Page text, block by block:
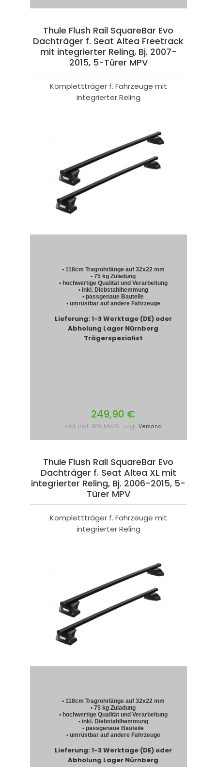
Thule Flush Rail SquareBar Evo
Dachträger f. Seat Altea Freetrack
mit integrierter Reling, Bj. 2007-
2015, 5-Türer MPV
Komplettträger f. Fahrzeuge mit
integrierter Reling
• 118cm Tragrohrlänge auf 32x22 mm
• 75 kg Zuladung
• hochwertige Qualität und Verarbeitung
• inkl. Diebstahlhemmung
• passgenaue Bauteile
• umrüstbar auf andere Fahrzeuge
Lieferung: 1-3 Werktage (DE) oder
Abholung Lager Nürnberg
Trägerspezialist
249,90 €
inkl. inkl. 19% MwSt. zzgl. Versand
Thule Flush Rail SquareBar Evo
Dachträger f. Seat Altea XL mit
integrierter Reling, Bj. 2006-2015, 5-
Türer MPV
Komplettträger f. Fahrzeuge mit
integrierter Reling
• 118cm Tragrohrlänge auf 32x22 mm
• 75 kg Zuladung
• hochwertige Qualität und Verarbeitung
• inkl. Diebstahlhemmung
• passgenaue Bauteile
• umrüstbar auf andere Fahrzeuge
Lieferung: 1-3 Werktage (DE) oder
Abholung Lager Nürnberg